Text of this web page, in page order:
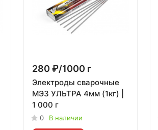
280 ₽/1000 г
Электроды сварочные
МЭЗ УЛЬТРА 4мм (1кг) |
1 000 г
0 В наличии